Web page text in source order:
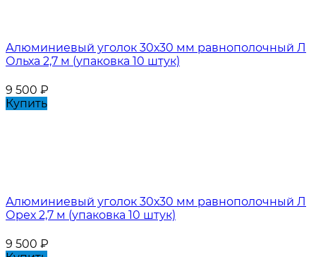
Алюминиевый уголок 30х30 мм равнополочный Л
Ольха 2,7 м (упаковка 10 штук)
9 500 ₽
Купить
Алюминиевый уголок 30х30 мм равнополочный Л
Орех 2,7 м (упаковка 10 штук)
9 500 ₽